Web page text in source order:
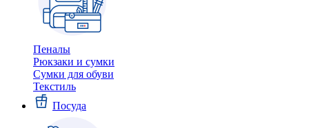
Пеналы
Рюкзаки и сумки
Сумки для обуви
Текстиль
Посуда